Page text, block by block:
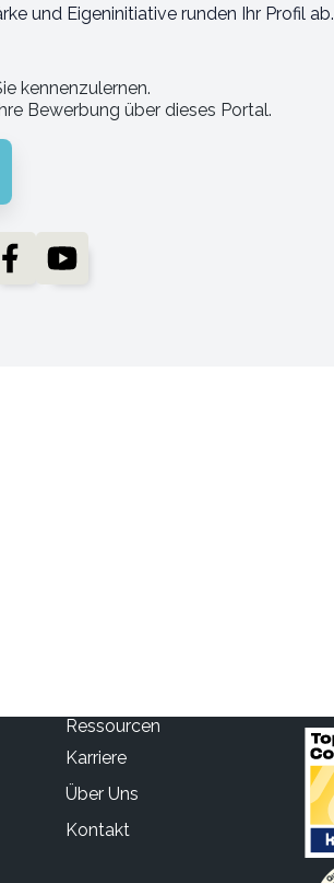
und Eigeninitiative runden Ihr Profil ab.
kennenzulernen.
Bewerbung über dieses Portal.
Ressourcen
Karriere
Über Uns
Kontakt